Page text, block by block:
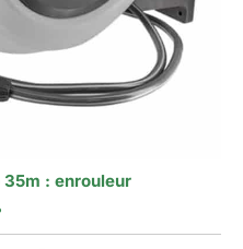
: enrouleur